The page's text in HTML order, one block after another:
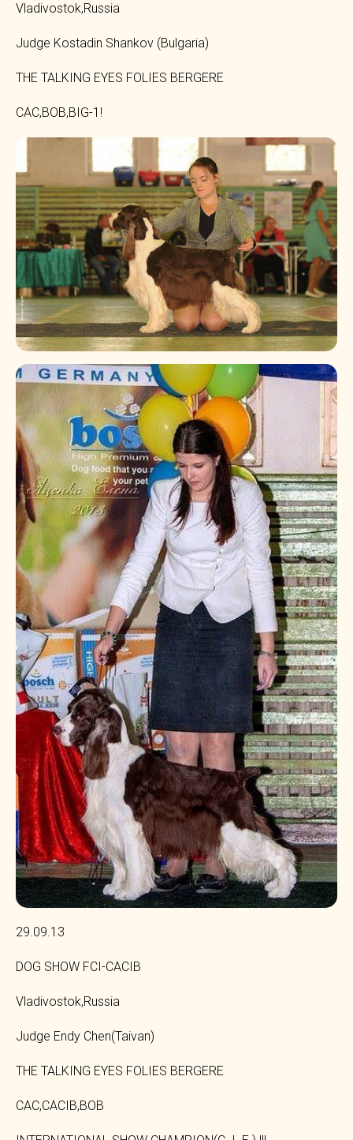
Vladivostok,Russia
Judge Kostadin Shankov (Bulgaria)
THE TALKING EYES FOLIES BERGERE
CAC,BOB,BIG-1!
29.09.13
DOG SHOW FCI-CACIB
Vladivostok,Russia
Judge Endy Chen(Taivan)
THE TALKING EYES FOLIES BERGERE
CAC,CACIB,BOB